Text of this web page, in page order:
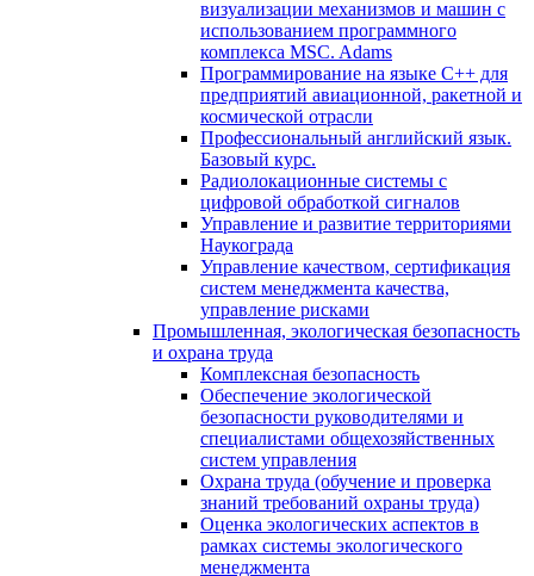
визуализации механизмов и машин с
использованием программного
комплекса MSC. Adams
Программирование на языке С++ для
предприятий авиационной, ракетной и
космической отрасли
Профессиональный английский язык.
Базовый курс.
Радиолокационные системы с
цифровой обработкой сигналов
Управление и развитие территориями
Наукограда
Управление качеством, сертификация
систем менеджмента качества,
управление рисками
Промышленная, экологическая безопасность
и охрана труда
Комплексная безопасность
Обеспечение экологической
безопасности руководителями и
специалистами общехозяйственных
систем управления
Охрана труда (обучение и проверка
знаний требований охраны труда)
Оценка экологических аспектов в
рамках системы экологического
менеджмента